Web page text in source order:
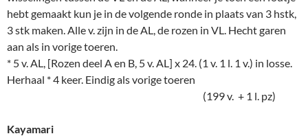
hebt gemaakt kun je in de volgende ronde in plaats van 3 hstk,
3 stk maken. Alle v. zijn in de AL, de rozen in VL. Hecht garen
aan als in vorige toeren.
* 5 v. AL, [Rozen deel A en B, 5 v. AL] x 24. (1 v. 1 l. 1 v.) in losse.
Herhaal * 4 keer. Eindig als vorige toeren
(199 v. + 1 l. pz)
Kayamari